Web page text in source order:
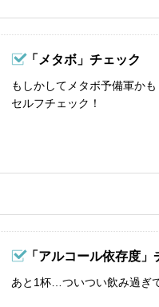
「メタボ」チェック
もしかしてメタボ予備軍か
セルフチェック！
「アルコール依存度」
あと1杯…ついつい飲み過ぎ